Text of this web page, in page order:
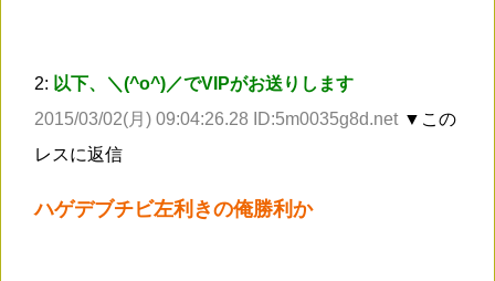
2: 以下、＼(^o^)／でVIPがお送りします
2015/03/02(月) 09:04:26.28 ID:5m0035g8d.net ▼この
レスに返信
ハゲデブチビ左利きの俺勝利か